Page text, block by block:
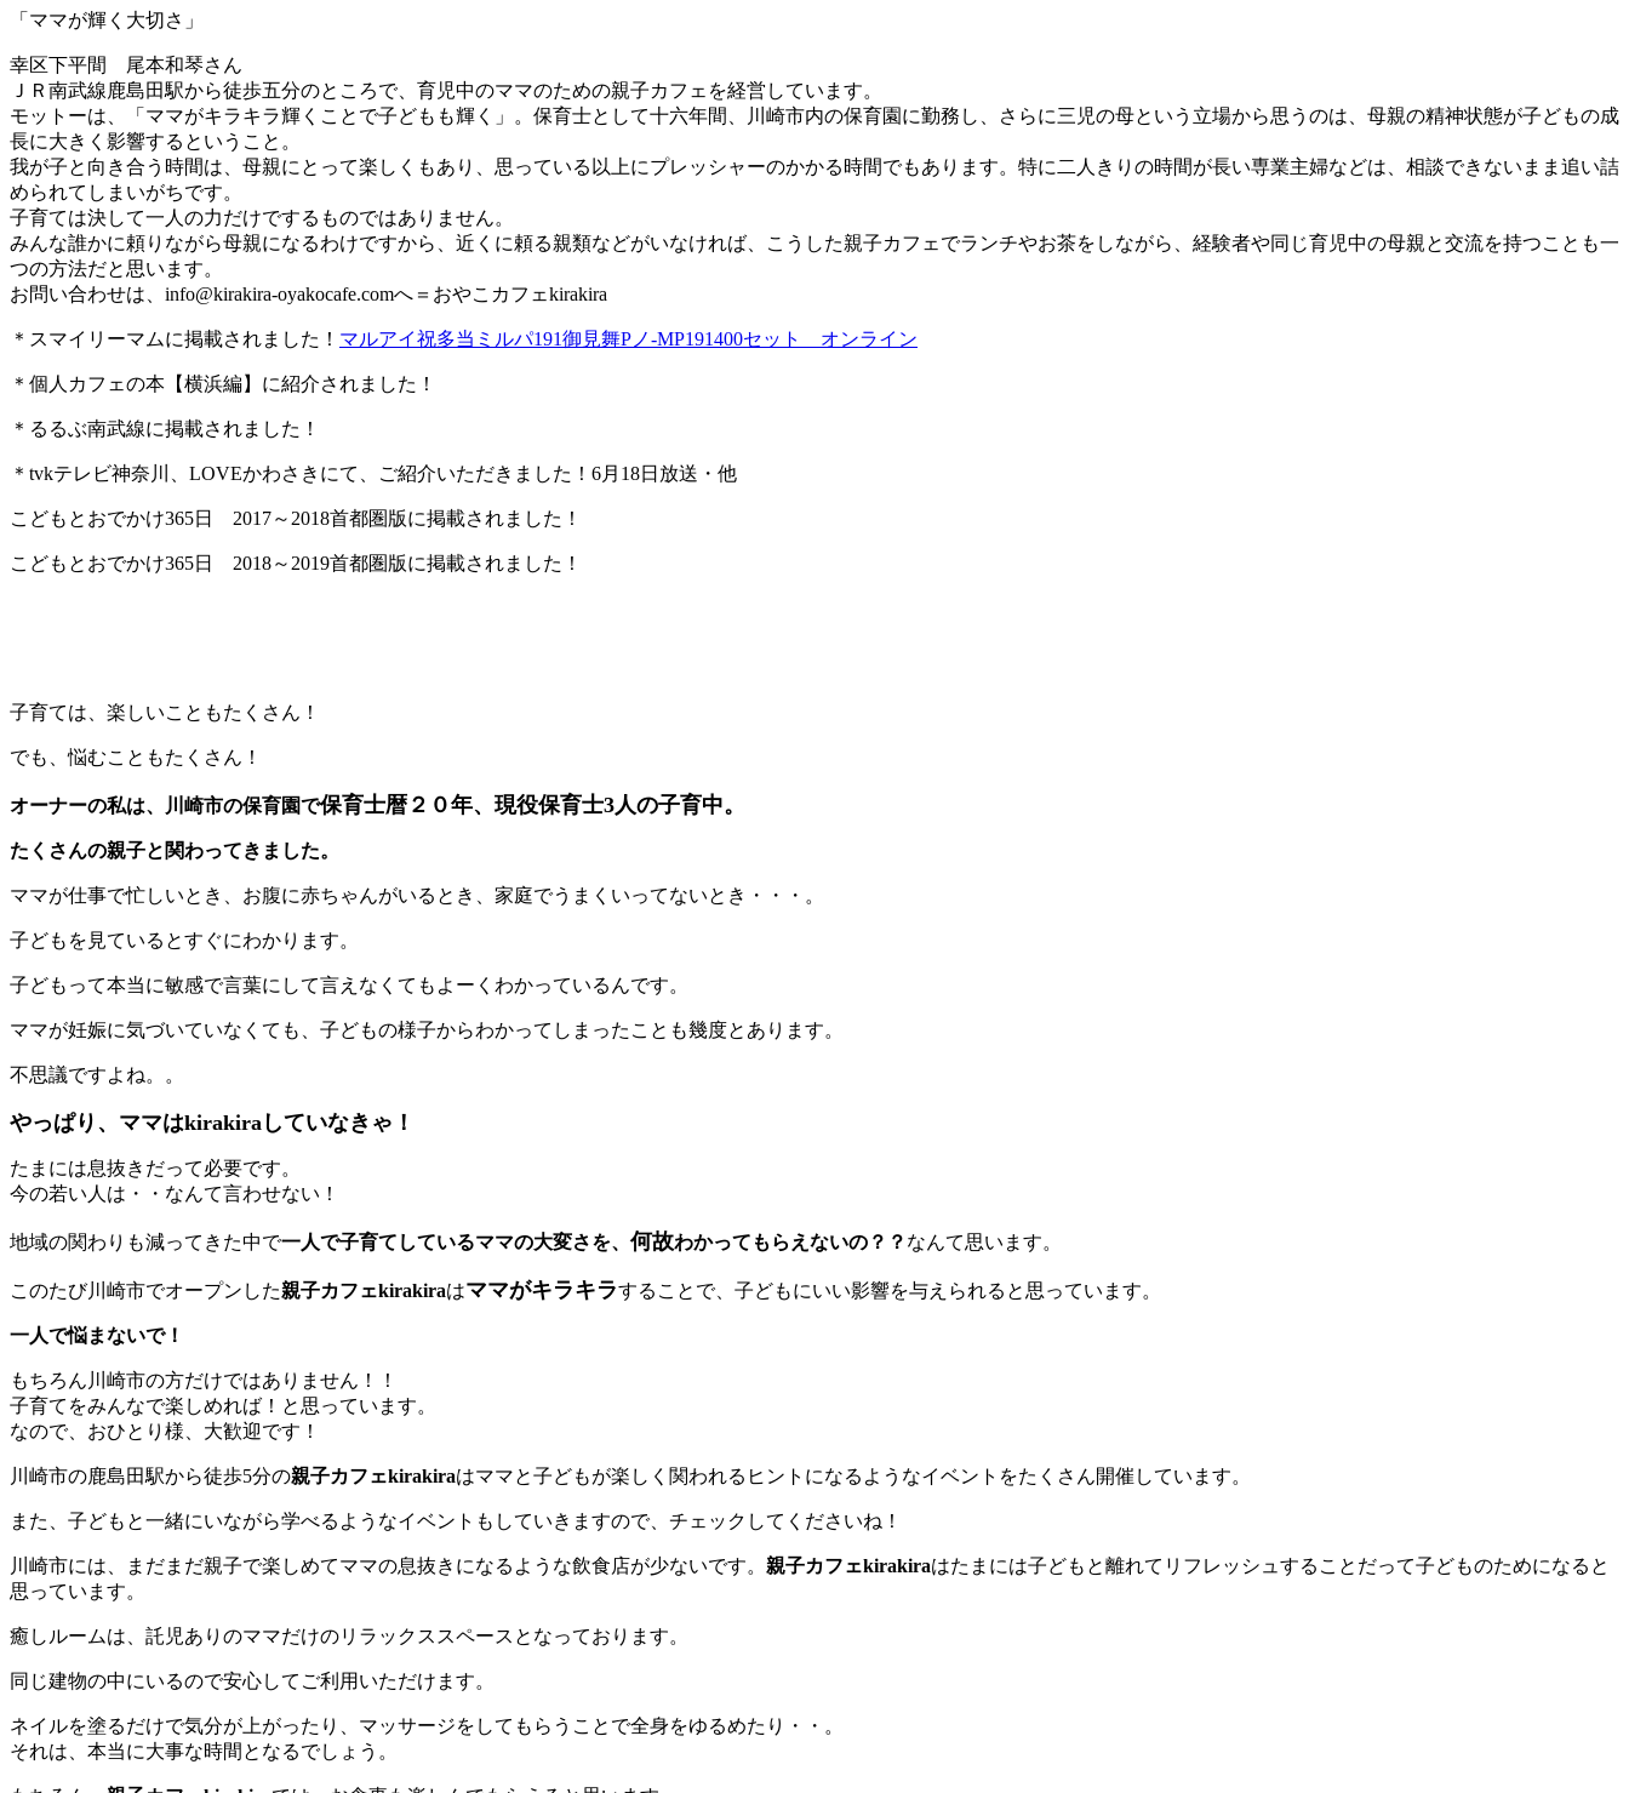
「ママが輝く大切さ」
幸区下平間 尾本和琴さん
ＪＲ南武線鹿島田駅から徒歩五分のところで、育児中のママのための親子カフェを経営しています。
モットーは、「ママがキラキラ輝くことで子どもも輝く」。保育士として十六年間、川崎市内の保育園に勤務し、さらに三児の母という立場から思うのは、母親の精神状態が子どもの成
長に大きく影響するということ。
我が子と向き合う時間は、母親にとって楽しくもあり、思っている以上にプレッシャーのかかる時間でもあります。特に二人きりの時間が長い専業主婦などは、相談できないまま追い詰
められてしまいがちです。
子育ては決して一人の力だけでするものではありません。
みんな誰かに頼りながら母親になるわけですから、近くに頼る親類などがいなければ、こうした親子カフェでランチやお茶をしながら、経験者や同じ育児中の母親と交流を持つことも一
つの方法だと思います。
お問い合わせは、 info@kirakira-oyakocafe.comへ＝おやこカフェkirakira
＊スマイリーマムに掲載されました！ マルアイ祝多当ミルパ191御見舞Pノ-MP191400セット オンライン
＊個人カフェの本【横浜編】に紹介されました！
＊るるぶ南武線に掲載されました！
＊tvkテレビ神奈川、LOVEかわさきにて、ご紹介いただきました！6月18日放送・他
こどもとおでかけ365日 2017～2018首都圏版に掲載されました！
こどもとおでかけ365日 2018～2019首都圏版に掲載されました！
子育ては、楽しいこともたくさん！
でも、悩むこともたくさん！
オーナーの私は、川崎市の保育園で保育士暦２０年、現役保育士3人の子育中。
たくさんの親子と関わってきました。
ママが仕事で忙しいとき、お腹に赤ちゃんがいるとき、家庭でうまくいってないとき・・・。
子どもを見ているとすぐにわかります。
子どもって本当に敏感で言葉にして言えなくてもよーくわかっているんです。
ママが妊娠に気づいていなくても、子どもの様子からわかってしまったことも幾度とあります。
不思議ですよね。。
やっぱり、ママはkirakiraしていなきゃ！
たまには息抜きだって必要です。
今の若い人は・・なんて言わせない！
地域の関わりも減ってきた中で一人で子育てしているママの大変さを、 何故わかってもらえないの？？ なんて思います。
このたび川崎市でオープンした親子カフェkirakiraはママがキラキラすることで、子どもにいい影響を与えられると思っています。
一人で悩まないで！
もちろん川崎市の方だけではありません！！
子育てをみんなで楽しめれば！と思っています。
なので、おひとり様、大歓迎です！
川崎市の鹿島田駅から徒歩5分の親子カフェkirakiraはママと子どもが楽しく関われるヒントになるようなイベントをたくさん開催しています。
また、子どもと一緒にいながら学べるようなイベントもしていきますので、チェックしてくださいね！
川崎市には、まだまだ親子で楽しめてママの息抜きになるような飲食店が少ないです。 親子カフェkirakiraはたまには子どもと離れてリフレッシュすることだって子どものためになると
思っています。
癒しルームは、託児ありのママだけのリラックススペースとなっております。
同じ建物の中にいるので安心してご利用いただけます。
ネイルを塗るだけで気分が上がったり、マッサージをしてもらうことで全身をゆるめたり・・。
それは、本当に大事な時間となるでしょう。